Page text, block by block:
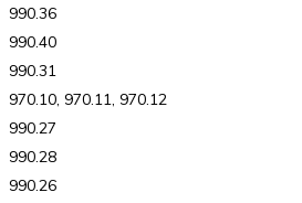
990.36
990.40
990.31
970.10, 970.11, 970.12
990.27
990.28
990.26